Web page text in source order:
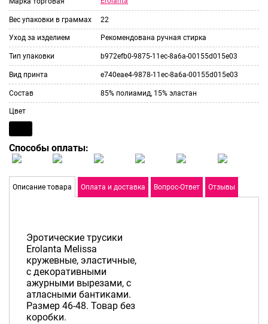
Вес упаковки в граммах 22
Уход за изделием Рекомендована ручная стирка
Тип упаковки b972efb0-9875-11ec-8a6a-00155d015e03
Вид принта e740eae4-9878-11ec-8a6a-00155d015e03
Состав 85% полиамид, 15% эластан
Цвет
Способы оплаты:
Описание товара Оплата и доставка Вопрос-Ответ Отзывы
Эротические трусики
Erolanta Melissa
кружевные, эластичные,
с декоративными
ажурными вырезами, с
атласными бантиками.
Размер 46-48. Товар без
коробки.